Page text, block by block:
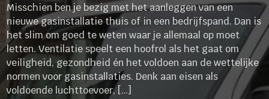
Misschien ben je bezig met het aanleggen van een
nieuwe gasinstallatie thuis of in een bedrijfspand. Dan is
het slim om goed te weten waar je allemaal op moet
letten. Ventilatie speelt een hoofrol als het gaat om
veiligheid, gezondheid én het voldoen aan de wettelijke
normen voor gasinstallaties. Denk aan eisen als
voldoende luchttoevoer, […]